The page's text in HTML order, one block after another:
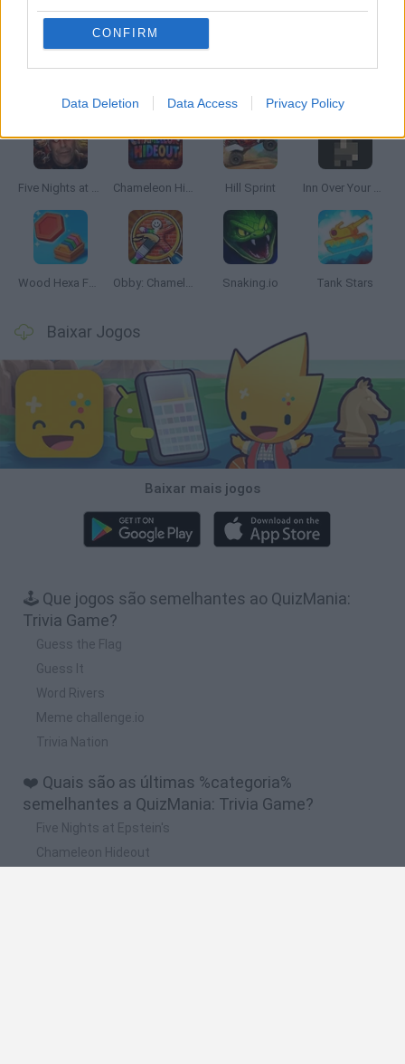
CONFIRM
Data Deletion Data Access Privacy Policy
JOGOS DE QUIZ
Five Nights at Epstein's Chameleon Hideout Hill Sprint Inn Over Your Head
Wood Hexa Factory Obby: Chameleon: Paint & Hide Snaking.io Tank Stars
Baixar Jogos
Baixar mais jogos
🕹️ Que jogos são semelhantes ao QuizMania:
Trivia Game?
Guess the Flag
Guess It
Word Rivers
Meme challenge.io
Trivia Nation
❤️ Quais são as últimas %categoria%
semelhantes a QuizMania: Trivia Game?
Five Nights at Epstein's
Chameleon Hideout